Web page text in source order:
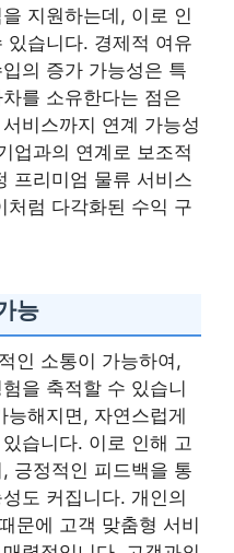
지원하는데, 이로 인
있습니다. 경제적 여유
의 증가 가능성은 특
를 소유한다는 점은
비스까지 연계 가능성
업과의 연계로 보조적
프리미엄 물류 서비스
처럼 다각화된 수익 구
능
인 소통이 가능하여,
을 축적할 수 있습니
해지면, 자연스럽게
습니다. 이로 인해 고
긍정적인 피드백을 통
도 커집니다. 개인의
문에 고객 맞춤형 서비